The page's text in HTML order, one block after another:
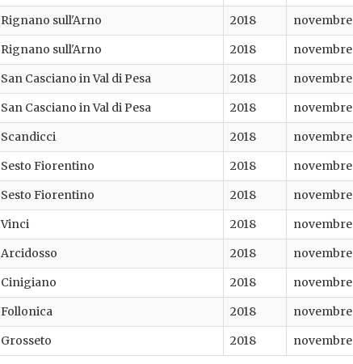
Rignano sull'Arno 2018 novembre
Rignano sull'Arno 2018 novembre
San Casciano in Val di Pesa 2018 novembre
San Casciano in Val di Pesa 2018 novembre
Scandicci 2018 novembre
Sesto Fiorentino 2018 novembre
Sesto Fiorentino 2018 novembre
Vinci 2018 novembre
Arcidosso 2018 novembre
Cinigiano 2018 novembre
Follonica 2018 novembre
Grosseto 2018 novembre